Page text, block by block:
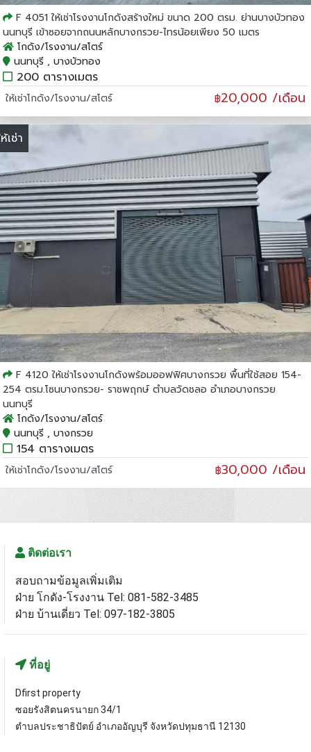
F 4051 ให้เช่าโรงงานโกดังสร้างใหม่ ขนาด 200 ตรม. ย่านบางบัวทอง
นนทบุรี เข้าซอยจากถนนหลักบางกรวย-ไทรน้อยเพียง 50 เมตร
โกดัง/โรงงาน/สโตร์
นนทบุรี , บางบัวทอง
200 ตารางเมตร
ให้เช่าโกดัง/โรงงาน/สโตร์ ฿20,000 /เดือน
เช่า
F 4120 ให้เช่าโรงงานโกดังพร้อมออฟฟิศบางกรวย พื้นที่ใช้สอย 154-
254 ตรม.โซนบางกรวย- ราชพฤกษ์ ตำบลวัดชลอ อำเภอบางกรวย
นนทบุรี
โกดัง/โรงงาน/สโตร์
นนทบุรี , บางกรวย
154 ตารางเมตร
ให้เช่าโกดัง/โรงงาน/สโตร์ ฿30,000 /เดือน
ติดต่อเรา
สอบถามข้อมูลเพิ่มเติม
ฝ่าย โกดัง-โรงงาน Tel: 081-582-3485
ฝ่าย บ้านเดี่ยว Tel: 097-182-3805
ที่อยู่
Dfirst property
ซอยรังสิตนครนายก 34/1
ตำบลประชาธิปัตย์ อำเภออัญบุรี จังหวัดปทุมธานี 12130